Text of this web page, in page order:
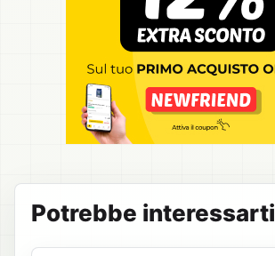
Potrebbe interessarti